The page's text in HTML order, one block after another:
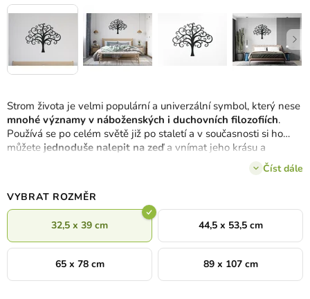
Strom života je velmi populární a univerzální symbol, který nese
mnohé významy v náboženských i duchovních filozofiích.
Používá se po celém světě již po staletí a v současnosti si ho
můžete jednoduše nalepit na zeďa vnímat jeho krásu a
Číst dále
VYBRAT ROZMĚR
32,5 x 39 cm 44,5 x 53,5 cm
65 x 78 cm 89 x 107 cm